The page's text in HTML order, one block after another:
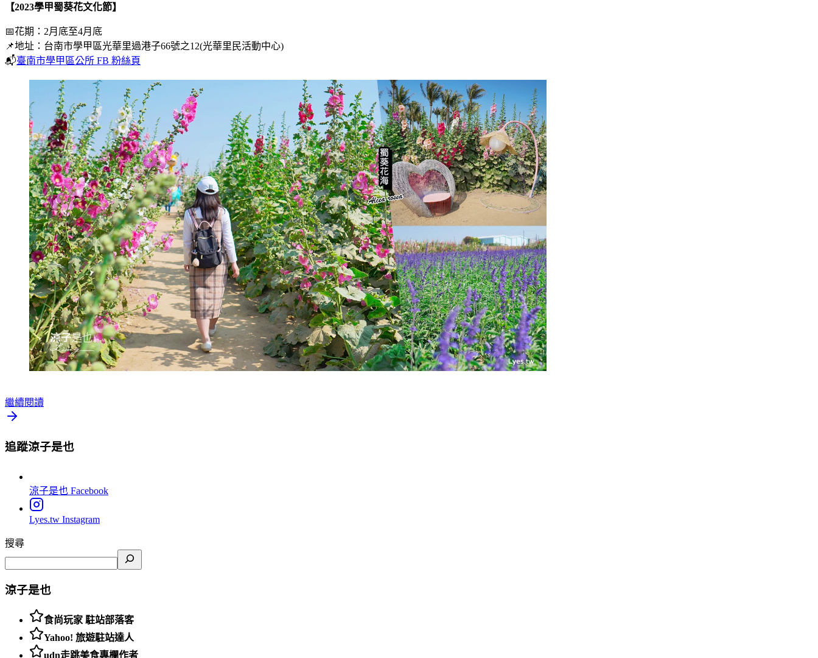
【2023學甲蜀葵花文化節】
📅花期：2月底至4月底
📌地址：台南市學甲區光華里過港子66號之12(光華里民活動中心)
📬臺南市學甲區公所 FB 粉絲頁
繼續閱讀
追蹤涼子是也
涼子是也 Facebook
Lyes.tw Instagram
搜尋
涼子是也
食尚玩家 駐站部落客
Yahoo! 旅遊駐站達人
udn走跳美食專欄作者